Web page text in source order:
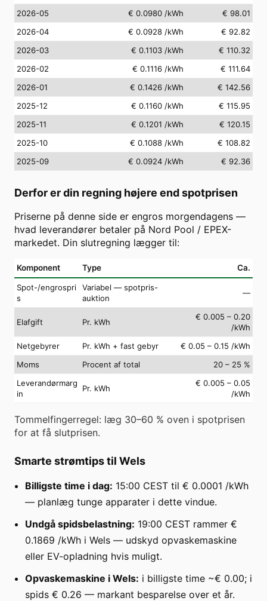
2026-05
€ 0.0980 /kWh
€ 98.01
2026-04
€ 0.0928 /kWh
€ 92.82
2026-03
€ 0.1103 /kWh
€ 110.32
2026-02
€ 0.1116 /kWh
€ 111.64
2026-01
€ 0.1426 /kWh
€ 142.56
2025-12
€ 0.1160 /kWh
€ 115.95
2025-11
€ 0.1201 /kWh
€ 120.15
2025-10
€ 0.1088 /kWh
€ 108.82
2025-09
€ 0.0924 /kWh € 92.36
Derfor er din regning højere end spotprisen
Priserne på denne side er engros morgendagens —
hvad leverandører betaler på Nord Pool / EPEX-
markedet. Din slutregning lægger til:
Komponent Type Ca.
Spot-/engrospri
s
Variabel — spotpris-
auktion
—
Elafgift Pr. kWh
€ 0.005 – 0.20
/kWh
Netgebyrer
Pr. kWh + fast gebyr
€ 0.05 – 0.15 /kWh
Moms
Procent af total
20 – 25 %
Leverandørmarg
in
Pr. kWh
€ 0.005 – 0.05
/kWh
Tommelfingerregel: læg 30–60 % oven i spotprisen
for at få slutprisen.
Smarte strømtips til Wels
Billigste time i dag: 15:00 CEST til € 0.0001 /kWh
— planlæg tunge apparater i dette vindue.
Undgå spidsbelastning: 19:00 CEST rammer €
0.1869 /kWh i Wels — udskyd opvaskemaskine
eller EV-opladning hvis muligt.
Opvaskemaskine i Wels: i billigste time ~€ 0.00; i
spids € 0.26 — markant besparelse over et år.